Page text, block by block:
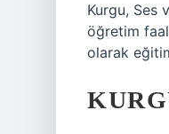
Kurgu, Ses
öğretim
olarak